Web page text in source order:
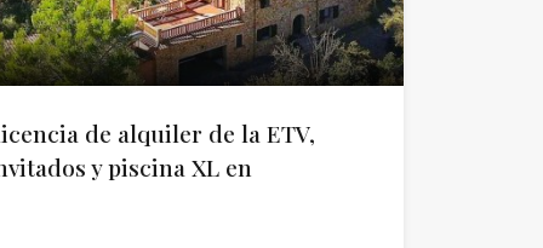
de alquiler de la ETV,
y piscina XL en